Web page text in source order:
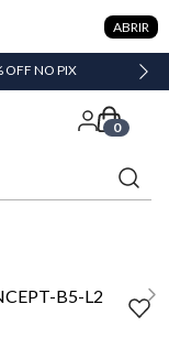
ABRIR
OFF NO PIX
0